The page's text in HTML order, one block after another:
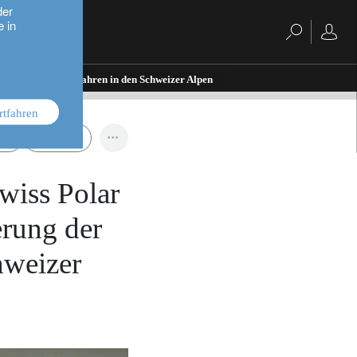
in
von Naturgefahren in den Schweizer Alpen
Polar
der